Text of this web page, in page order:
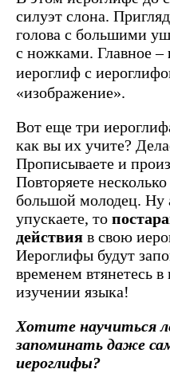
силуэт слона.
голова с большими
с ножками. Главное –
иероглиф с
«изображение».
Вот еще три
как вы их учите?
Прописываете и
Повторяете
большой молодец. Ну
упускаете, то
действия в свою
Иероглифы будут
временем втянетесь
изучении языка!
Хотите научиться
запоминать даже
иероглифы?